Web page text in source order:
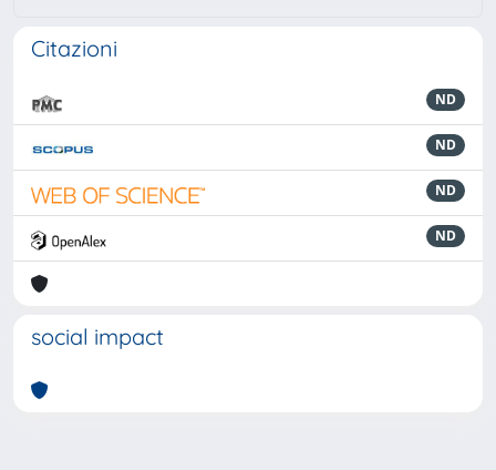
Citazioni
ND
ND
ND
ND
social impact